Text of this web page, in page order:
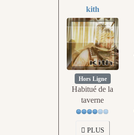
kith
Hors Ligne
Habitué de la
taverne
PLUS